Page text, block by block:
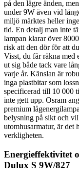
på den lägre änden,
under 9W även vid
miljö märktes heller
tid. En detalj man inte
lampan klarar över
risk att den dör för att
Visst, du får räkna med
ut sig både tack vare
varje år. Känslan är
inga plastbitar som
specificerad till 10 000
inte gett upp. Osram
premium
belysning på sikt och
utomhusarmatur, är det
verkligheten.
Energieffektivitet
Dulux S 9W/827